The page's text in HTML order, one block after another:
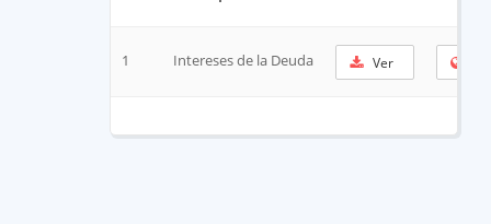
1 Intereses de la Deuda Ver